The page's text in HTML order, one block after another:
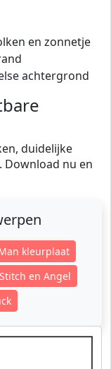
en zonnetje
achtergrond
duidelijke
nu en
kleurplaat
en Angel